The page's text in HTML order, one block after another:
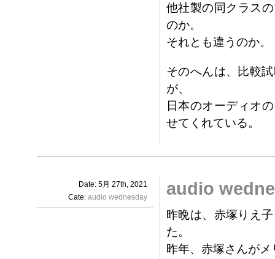
他社製の同クラス
のか。
それとも違うのか。
そのへんは、比較
が、
日本のオーディオ
せてくれている。
Date: 5月 27th, 2021
Cate: audio wednesday audio
昨晩は、赤塚りえ
た。
昨年、赤塚さんが